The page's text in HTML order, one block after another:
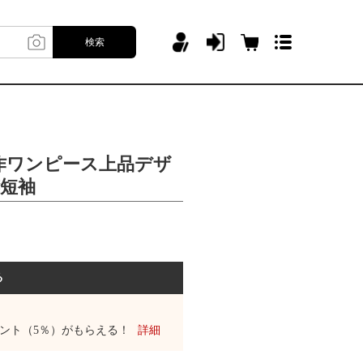
検索
ワンピース上品デザ
袖
ト（5％）がもらえる！ 詳細